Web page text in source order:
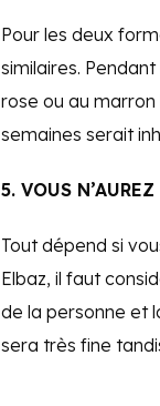
Pour les deux
similaires.
rose ou au
semaines serait
5. VOUS
Tout dépend si
Elbaz, il faut
de la personne et
sera très fine